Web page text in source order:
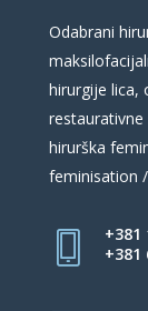
Odabrani
hirurgije lica,
hirurška
feminisation
+381
+381